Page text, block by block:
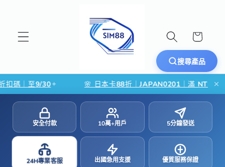
物
車
｜至9/30✦ 🌸 日本卡88折｜JAPAN0201｜滿 NT$500・
安全付款 10萬+用戶 5分鐘發送
24H專業客服 出國急用支援 優質服務保證
搜尋產品